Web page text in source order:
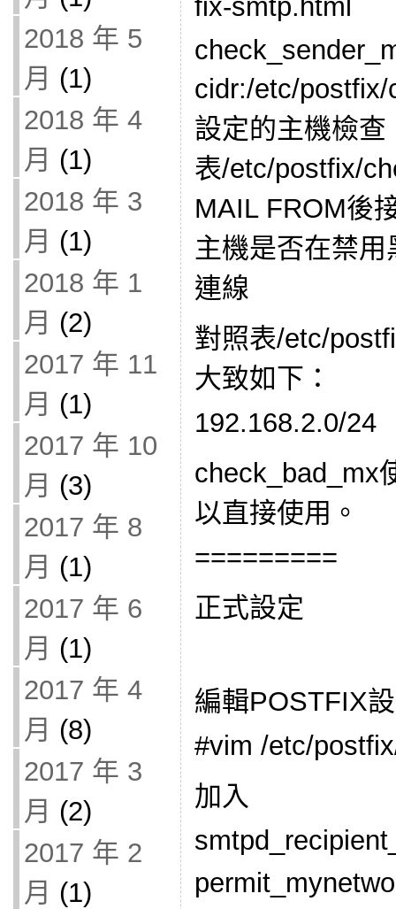
2018 年 5
月 (1)
2018 年 4
月 (1)
2018 年 3
月 (1)
2018 年 1
月 (2)
2017 年 11
月 (1)
2017 年 10
月 (3)
2017 年 8
月 (1)
2017 年 6
月 (1)
2017 年 4
月 (8)
2017 年 3
月 (2)
2017 年 2
月 (1)
fix-smtp.html
cidr:/etc/
設定的主機檢查
表/etc/postfix/
MAIL FROM後
主機是否在禁
連線
對照表/etc/
大致如下：
192.168.2.0/
check_bad_mx
以直接使用。
=========
正式設定
編輯POSTFIX
#vim /etc/
加入